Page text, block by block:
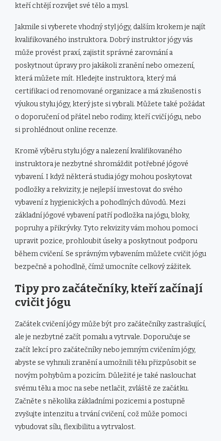
kteří chtějí rozvíjet své tělo a mysl.
Jakmile si vyberete vhodný styl jógy, dalším krokem je najít
kvalifikovaného instruktora. Dobrý instruktor jógy vás
může provést praxí, zajistit správné zarovnání a
poskytnout úpravy pro jakákoli zranění nebo omezení,
která můžete mít. Hledejte instruktora, který má
certifikaci od renomované organizace a má zkušenosti s
výukou stylu jógy, který jste si vybrali. Můžete také požádat
o doporučení od přátel nebo rodiny, kteří cvičí jógu, nebo
si prohlédnout online recenze.
Kromě výběru stylu jógy a nalezení kvalifikovaného
instruktora je nezbytné shromáždit potřebné jógové
vybavení. I když některá studia jógy mohou poskytovat
podložky a rekvizity, je nejlepší investovat do svého
vybavení z hygienických a pohodlných důvodů. Mezi
základní jógové vybavení patří podložka na jógu, bloky,
popruhy a přikrývky. Tyto rekvizity vám mohou pomoci
upravit pozice, prohloubit úseky a poskytnout podporu
během cvičení. Se správným vybavením můžete cvičit jógu
bezpečně a pohodlně, čímž umocníte celkový zážitek.
Tipy pro začátečníky, kteří začínají
cvičit jógu
Začátek cvičení jógy může být pro začátečníky zastrašující,
ale je nezbytné začít pomalu a vytrvale. Doporučuje se
začít lekcí pro začátečníky nebo jemným cvičením jógy,
abyste se vyhnuli zranění a umožnili tělu přizpůsobit se
novým pohybům a pozicím. Důležité je také naslouchat
svému tělu a moc na sebe netlačit, zvláště ze začátku.
Začněte s několika základními pozicemi a postupně
zvyšujte intenzitu a trvání cvičení, což může pomoci
vybudovat sílu, flexibilitu a vytrvalost.